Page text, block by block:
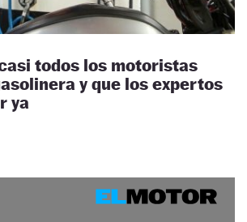
todos los motoristas
y que los expertos
ya